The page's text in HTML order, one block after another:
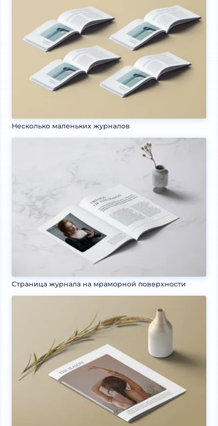
Несколько маленьких журналов
Страница журнала на мраморной поверхности